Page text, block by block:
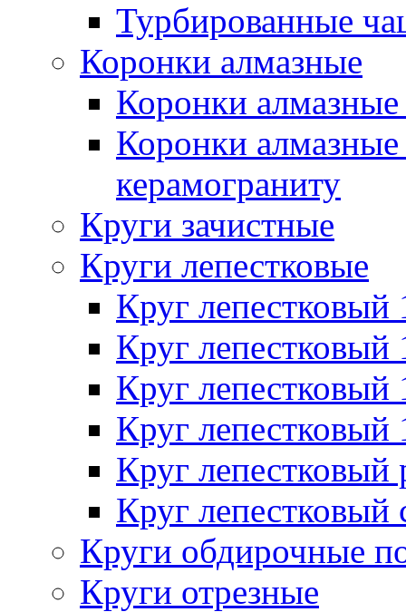
Турбированные
Коронки алмазные
Коронки
Коронки
керамограниту
Круги зачистные
Круги лепестковые
Круг
Круг
Круг
Круг
Круг лепестковый
Круг лепестковый
Круги обдирочные
Круги отрезные